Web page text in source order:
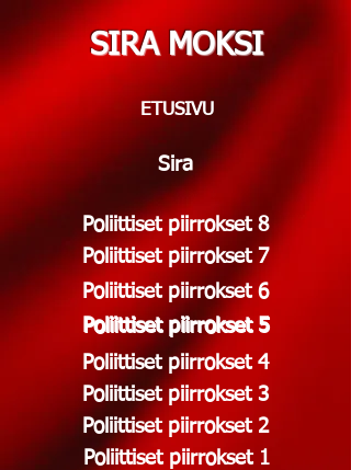
SIRA MOKSI
ETUSIVU
Sira
Poliittiset piirrokset 8
Poliittiset piirrokset 7
Poliittiset piirrokset 6
Poliittiset piirrokset 5
Poliittiset piirrokset 4
Poliittiset piirrokset 3
Poliittiset piirrokset 2
Poliittiset piirrokset 1
Poliittiset piirrokset 5